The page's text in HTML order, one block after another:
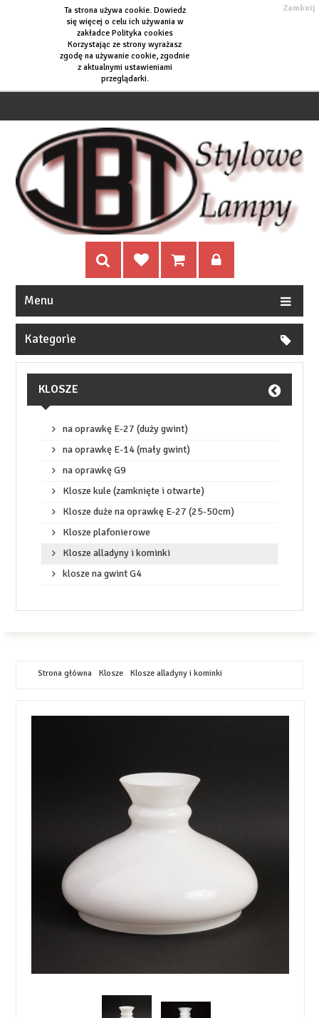
Ta strona używa cookie. Dowiedz
się więcej o celu ich używania w
zakładce Polityka cookies
Korzystając ze strony wyrażasz
zgodę na używanie cookie, zgodnie
z aktualnymi ustawieniami
przeglądarki.
Zamknij
Menu
Kategorie
KLOSZE
na oprawkę E-27 (duży gwint)
na oprawkę E-14 (mały gwint)
na oprawkę G9
Klosze kule (zamknięte i otwarte)
Klosze duże na oprawkę E-27 (25-50cm)
Klosze plafonierowe
Klosze alladyny i kominki
klosze na gwint G4
Strona główna Klosze Klosze alladyny i kominki